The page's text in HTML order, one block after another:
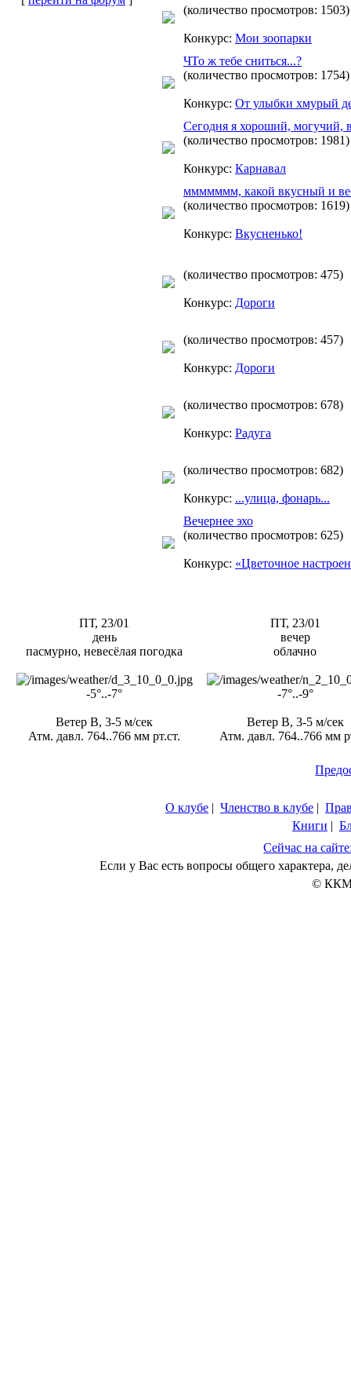
(количество просмотров: 1503)
Конкурс: Мои зоопарки
ЧТо ж тебе сниться...?
(количество просмотров: 1754)
Конкурс: От улыбки хмурый
Сегодня я хороший, могучий,
(количество просмотров: 1981)
Конкурс: Карнавал
ммммммм, какой вкусный и
(количество просмотров: 1619)
Конкурс: Вкусненько!
(количество просмотров: 475)
Конкурс: Дороги
(количество просмотров: 457)
Конкурс: Дороги
(количество просмотров: 678)
Конкурс: Радуга
(количество просмотров: 682)
Конкурс: ...улица, фонарь...
Вечернее эхо
(количество просмотров: 625)
Конкурс: «Цветочное
ПТ, 23/01
день
пасмурно, невесёлая погодка
-5°..-7°
Ветер В, 3-5 м/сек
Атм. давл. 764..766 мм рт.ст.
ПТ, 23/01
вечер
облачно
-7°..-9°
Ветер В, 3-5 м/сек
Атм. давл. 764..766 мм
О клубе | Членство в клубе |
Книги |
Сейчас на
Если у Вас есть вопросы общего характера,
© ККМ